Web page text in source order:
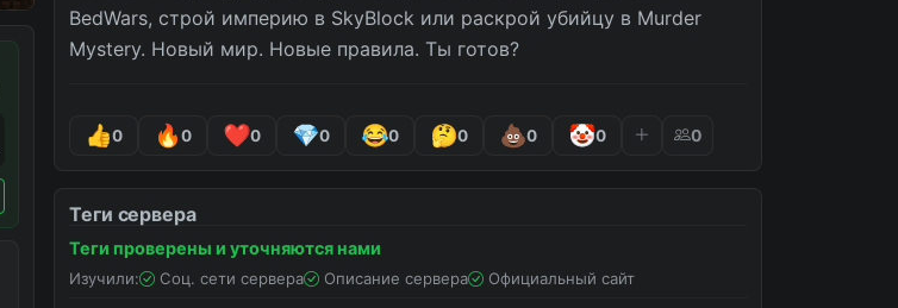
BedWars, строй империю в SkyBlock или раскрой убийцу в Murder
Mystery. Новый мир. Новые правила. Ты готов?
0 0 0 0 0 0 0 0 0
Теги сервера
Теги проверены и уточняются нами
Изучили: Соц. сети сервера Описание сервера Официальный сайт